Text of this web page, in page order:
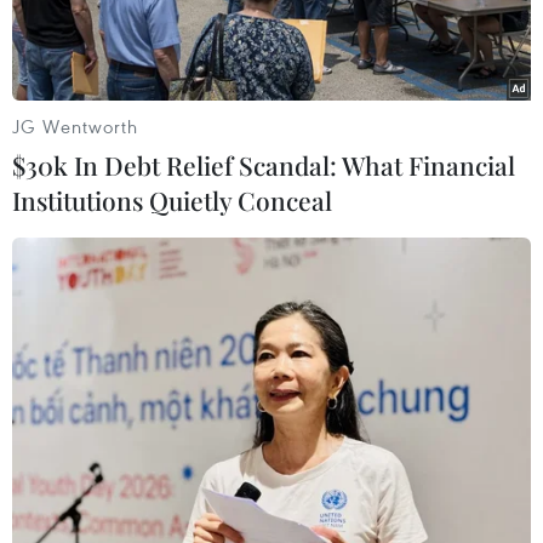
Các Đại sứ chụp ảnh lưu niệm cùng ông Ronaldo Caiado,
Thống đốc bang Goiás. (Ảnh: TTXVN phát)
Trong khuôn khổ hoạt động đối ngoại của Ủy
ban Hiệp hội Các quốc gia Đông Nam Á (ASEAN)
tại Brazil, từ ngày 9-11/2, Đại sứ Việt Nam tại
Brazil Phạm Thị Kim Hoa cùng Đại sứ các nước
JG Wentworth
$30k In Debt Relief Scandal: What Financial
Institutions Quietly Conceal